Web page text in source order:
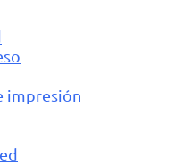
impresión